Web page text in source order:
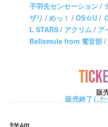
手羽先センセーション /
ザリ / めっ！ / OS☆U /
L STARS / アクリム / ア
Bellemule from 電音部 /
販
販売終了し